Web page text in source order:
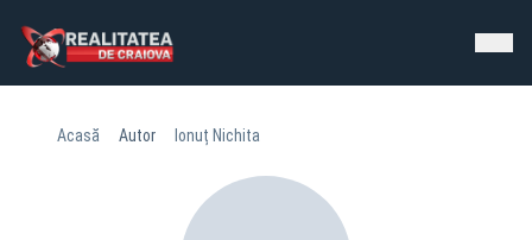
Acasă Autor Ionuț Nichita